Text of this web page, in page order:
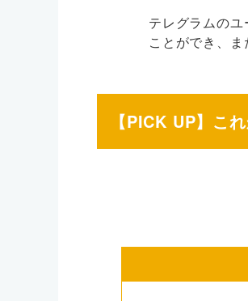
テレグラムの
ことができ、
【PICK UP】こ